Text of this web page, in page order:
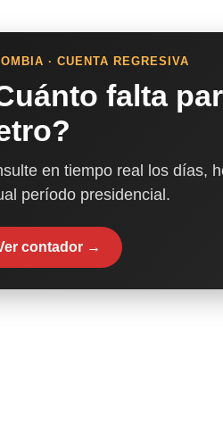
· CUENTA REGRESIVA
falta
en tiempo real los días,
período presidencial.
contador →